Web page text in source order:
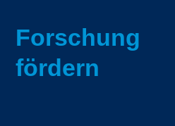
Forschung
fördern